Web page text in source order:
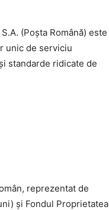
(Poșta Română) este
unic de serviciu
standarde ridicate de
reprezentat de
şi Fondul Proprietatea